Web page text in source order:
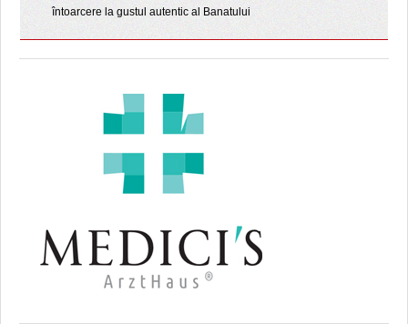
întoarcere la gustul autentic al Banatului